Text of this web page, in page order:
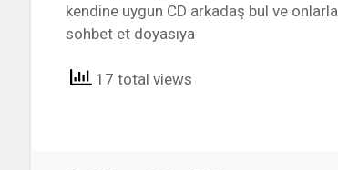
kendine uygun CD arkadaş bul ve onlarla
sohbet et doyasıya
17 total views